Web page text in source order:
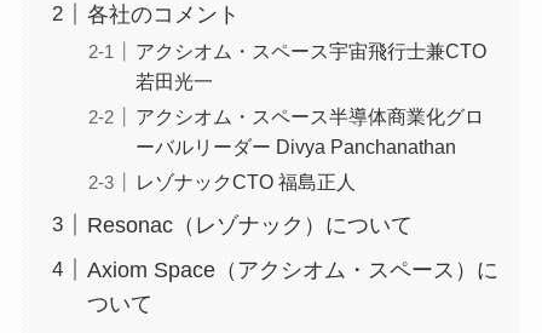
各社のコメント
アクシオム・スペース宇宙飛行士兼CTO
若田光一
アクシオム・スペース半導体商業化グロ
ーバルリーダー Divya Panchanathan
レゾナックCTO 福島正人
Resonac（レゾナック）について
Axiom Space（アクシオム・スペース）に
ついて